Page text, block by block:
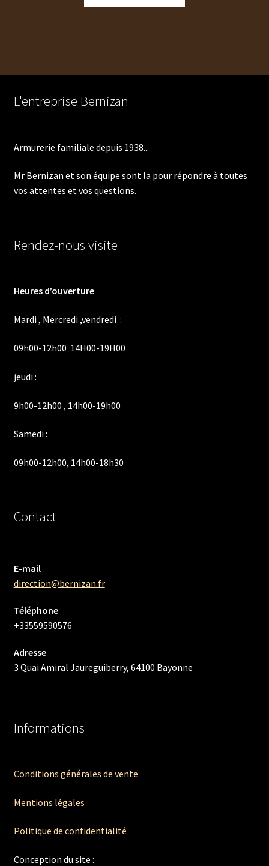
L'entreprise Bernizan
Armurerie familiale depuis 1938...
Mr Bernizan et son équipe sont la pour répondre à toutes
vos attentes et vos questions.
Rendez-nous visite
Heures d’ouverture
Mardi , Mercredi ,vendredi :
09h00-12h00 14H00-19H00
jeudi :
9h00-12h00 , 14h00-19h00
Samedi :
09h00-12h00, 14h00-18h30
Contact
E-mail
direction@bernizan.fr
Téléphone
+33559590576
Adresse
3 Quai Amiral Jaureguiberry, 64100 Bayonne
Informations
Conditions générales de vente
Mentions légales
Politique de confidentialité
Conception du site :